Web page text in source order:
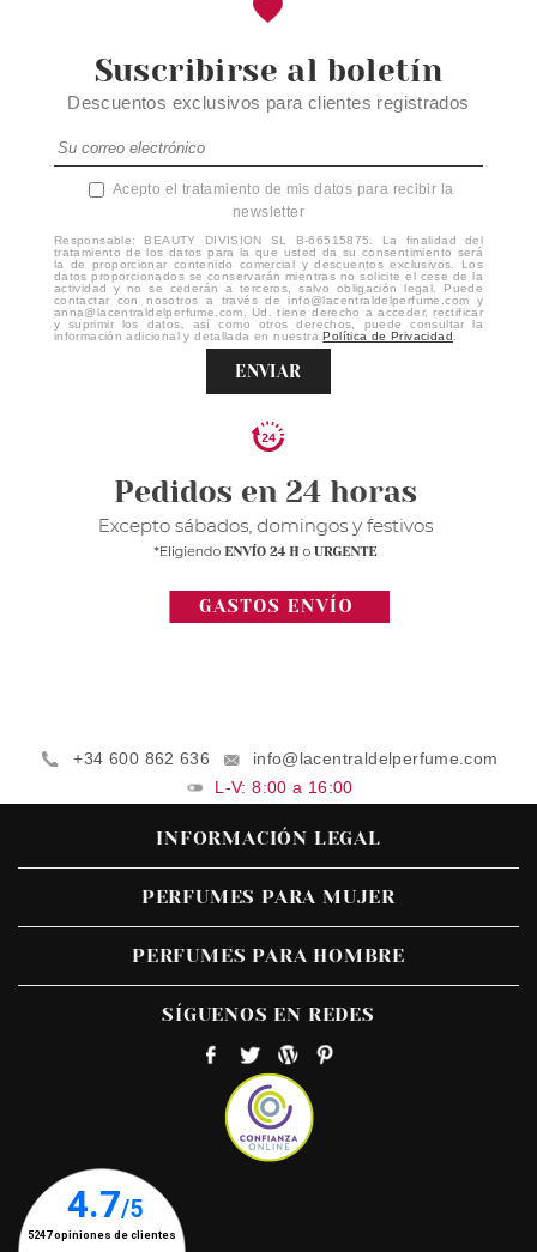
Suscribirse al boletín
Descuentos exclusivos para clientes registrados
Acepto el tratamiento de mis datos para recibir la
newsletter
Responsable: BEAUTY DIVISION SL B-66515875. La finalidad del
tratamiento de los datos para la que usted da su consentimiento será
la de proporcionar contenido comercial y descuentos exclusivos. Los
datos proporcionados se conservarán mientras no solicite el cese de la
actividad y no se cederán a terceros, salvo obligación legal. Puede
contactar con nosotros a través de info@lacentraldelperfume.com y
anna@lacentraldelperfume.com. Ud. tiene derecho a acceder, rectificar
y suprimir los datos, así como otros derechos, puede consultar la
información adicional y detallada en nuestraPolítica de Privacidad.
ENVIAR
+34 600 862 636
info@lacentraldelperfume.com
L-V: 8:00 a 16:00
INFORMACIÓN LEGAL
PERFUMES PARA MUJER
PERFUMES PARA HOMBRE
SÍGUENOS EN REDES